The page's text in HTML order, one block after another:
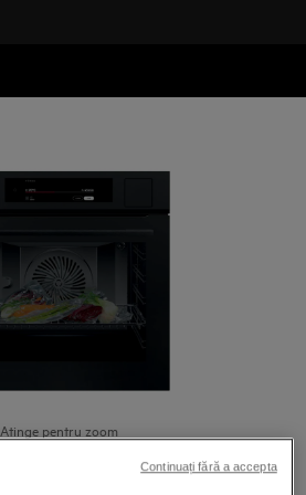
Atinge pentru zoom
Continuați fără a accepta